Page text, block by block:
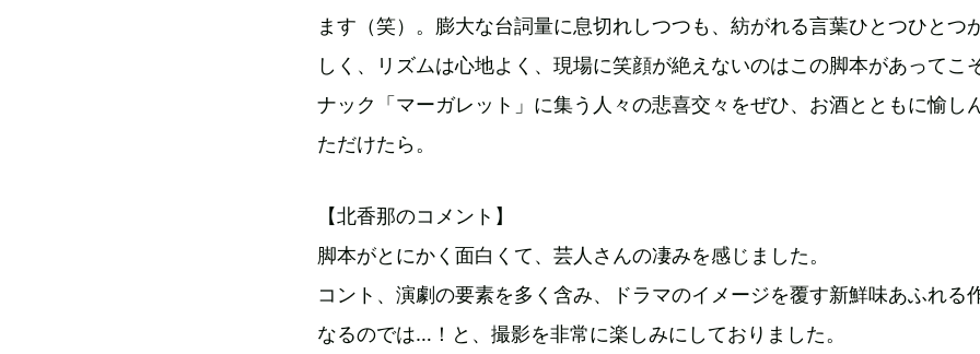
ます（笑）。膨大な台詞量に息切れしつつも、紡がれる言葉ひとつひとつ
しく、リズムは心地よく、現場に笑顔が絶えないのはこの脚本があってこ
ナック「マーガレット」に集う人々の悲喜交々をぜひ、お酒とともに愉し
ただけたら。
【北香那のコメント】
脚本がとにかく面白くて、芸人さんの凄みを感じました。
コント、演劇の要素を多く含み、ドラマのイメージを覆す新鮮味あふれる
なるのでは…！と、撮影を非常に楽しみにしておりました。